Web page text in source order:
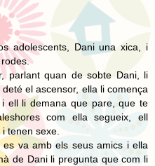
adolescents, Dani una xica, i
parlant quan de sobte Dani, li
el ascensor, ella li comença
ell li demana que pare, que te
com ella segueix, ell
tenen sexe.
va amb els seus amics i ella
de Dani li pregunta que com li